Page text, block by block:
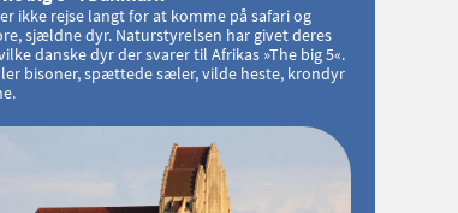
ikke rejse langt for at komme på safari og
sjældne dyr. Naturstyrelsen har givet deres
danske dyr der svarer til Afrikas »The big 5«.
bisoner, spættede sæler, vilde heste, krondyr